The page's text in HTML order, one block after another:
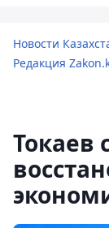
Новости
Редакция
Токаев